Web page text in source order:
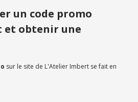
un code promo
et obtenir une
sur le site de L'Atelier Imbert se fait en